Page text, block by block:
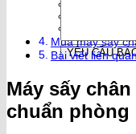
Mua máy sấy
Bài viết liên
Máy sấy
chuẩn phòng